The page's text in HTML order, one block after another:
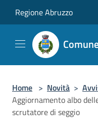
Regione Abruzzo
Home > Novità >
Aggiornamento albo
scrutatore di seggio